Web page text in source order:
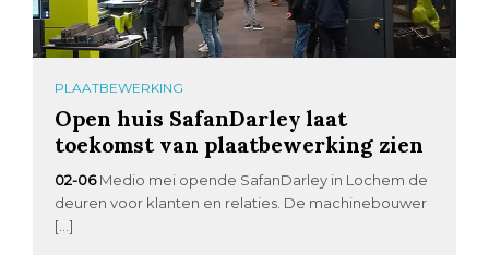
PLAATBEWERKING
Open huis SafanDarley laat
toekomst van plaatbewerking zien
02-06 Medio mei opende SafanDarley in Lochem de
deuren voor klanten en relaties. De machinebouwer
[…]